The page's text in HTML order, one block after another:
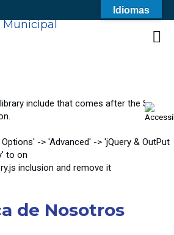
include that comes after the Slider
-> 'Advanced' -> 'jQuery & OutPut
to on
inclusion and remove it
de Nosotros
Idiomas